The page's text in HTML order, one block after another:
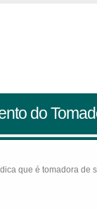
do
que é tomadora de